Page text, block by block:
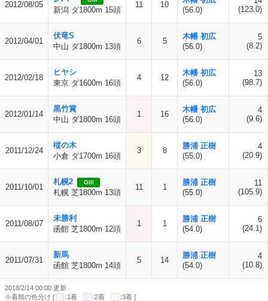
2012/08/05
新潟 ダ1800m 15頭
11 10
(56.0)
(123.0)
2012/04/01
伏竜S
中山 ダ1800m 13頭
6 5
木幡 初広
(56.0)
5
(8.2)
2012/02/18
ヒヤシ
東京 ダ1600m 16頭
4 12
木幡 初広
(56.0)
13
(98.7)
2012/01/14
黒竹賞
中山 ダ1800m 16頭
1 16
木幡 初広
(56.0)
4
(9.6)
2011/12/24
樅の木
小倉 ダ1700m 16頭
3 8
勝浦 正樹
(55.0)
4
(20.9)
2011/10/01
札幌2 GIII
札幌 芝1800m 13頭
11 1
勝浦 正樹
(55.0)
11
(105.9)
2011/08/07
未勝利
函館 芝1800m 12頭
1 1
勝浦 正樹
(54.0)
6
(24.1)
2011/07/31
新馬
函館 芝1800m 14頭
5 14
勝浦 正樹
(54.0)
4
(10.8)
2018/2/14 00:00 更新
※着順の色分け [
:1着 :2着
:3着 ]